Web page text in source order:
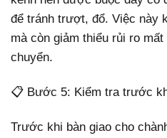
để tránh trượt, đổ. Việc này
mà còn giảm thiểu rủi ro
chuyển.
📋 Bước 5: Kiểm tra trước
Trước khi bàn giao cho